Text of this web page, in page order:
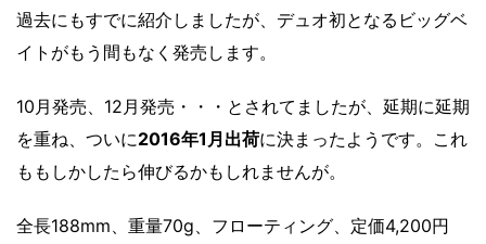
過去にもすでに紹介しましたが、デュオ初となるビッグベ
イトがもう間もなく発売します。
10月発売、12月発売・・・とされてましたが、延期に延期
を重ね、ついに2016年1月出荷に決まったようです。これ
ももしかしたら伸びるかもしれませんが。
全長188mm、重量70g、フローティング、定価4,200円